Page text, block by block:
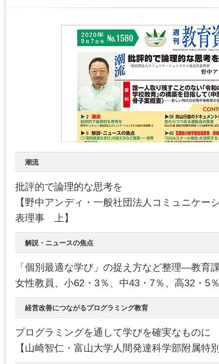
潮流
批評的で論理的な思考を
【野中アンディ・一般社団法人コミュニケー
表理事 上】
解説・ニュースの焦点
「個別最適な学び」の捉え方など整理―教育
女性教員、小62・3％、中43・7％、高32・5
経営改善につながるプログラミング教育
プログラミングを通して学びを確実なものに
【山崎智仁・富山大学人間発達科学部附属特